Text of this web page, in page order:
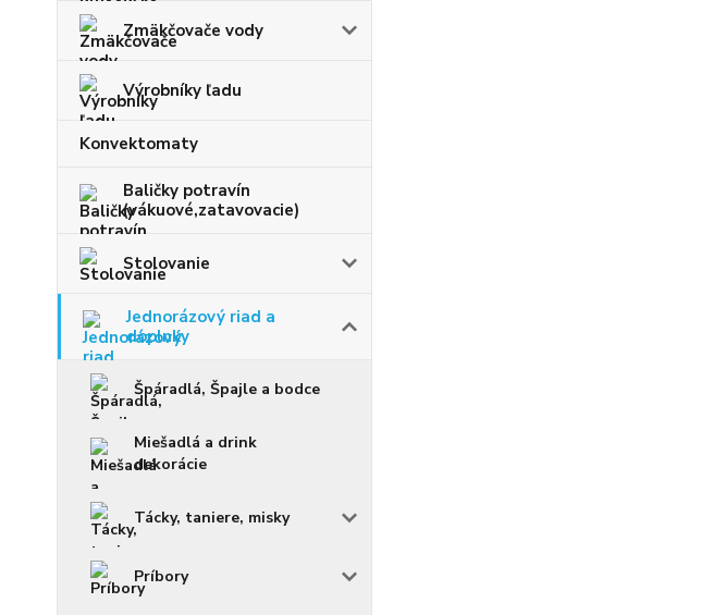
Zmäkčovače vody
Výrobníky ľadu
Konvektomaty
Baličky potravín
(vákuové,zatavovacie)
Stolovanie
Jednorázový riad a
doplnky
Špáradlá, Špajle a bodce
Miešadlá a drink
dekorácie
Tácky, taniere, misky
Príbory